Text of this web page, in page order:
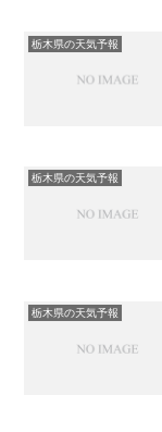
栃木県の天気予報
栃木県の天気予報
栃木県の天気予報